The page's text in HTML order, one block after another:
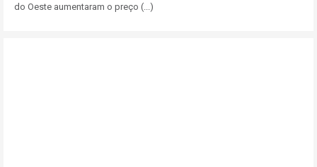
do Oeste aumentaram o preço (...)